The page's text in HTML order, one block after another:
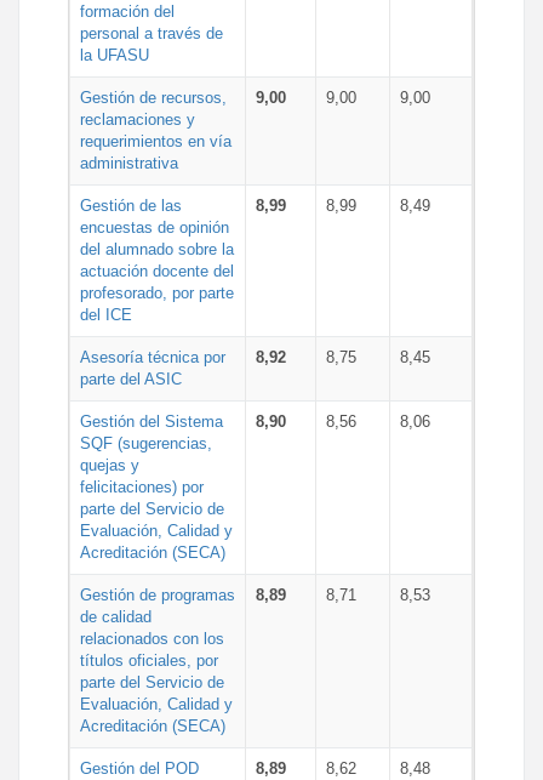
formación del
personal a través de
la UFASU
Gestión de recursos,
reclamaciones y
requerimientos en vía
administrativa
9,00 9,00 9,00
Gestión de las
encuestas de opinión
del alumnado sobre la
actuación docente del
profesorado, por parte
del ICE
8,99 8,99 8,49
Asesoría técnica por
parte del ASIC
8,92 8,75 8,45
Gestión del Sistema
SQF (sugerencias,
quejas y
felicitaciones) por
parte del Servicio de
Evaluación, Calidad y
Acreditación (SECA)
8,90 8,56 8,06
Gestión de programas
de calidad
relacionados con los
títulos oficiales, por
parte del Servicio de
Evaluación, Calidad y
Acreditación (SECA)
8,89 8,71 8,53
Gestión del POD 8,89 8,62 8,48